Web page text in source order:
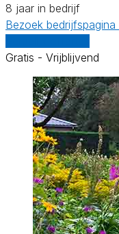
8 jaar in bedrijf
Bezoek bedrijfspagina
Gratis - Vrijblijvend